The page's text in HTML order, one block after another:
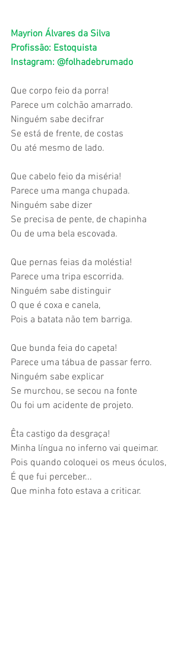
Mayrion Álvares da Silva
Profissão: Estoquista
Instagram: @folhadebrumado
Que corpo feio da porra!
Parece um colchão amarrado.
Ninguém sabe decifrar
Se está de frente, de costas
Ou até mesmo de lado.
Que cabelo feio da miséria!
Parece uma manga chupada.
Ninguém sabe dizer
Se precisa de pente, de chapinha
Ou de uma bela escovada.
Que pernas feias da moléstia!
Parece uma tripa escorrida.
Ninguém sabe distinguir
O que é coxa e canela,
Pois a batata não tem barriga.
Que bunda feia do capeta!
Parece uma tábua de passar ferro.
Ninguém sabe explicar
Se murchou, se secou na fonte
Ou foi um acidente de projeto.
Êta castigo da desgraça!
Minha língua no inferno vai queimar.
Pois quando coloquei os meus óculos,
É que fui perceber...
Que minha foto estava a criticar.